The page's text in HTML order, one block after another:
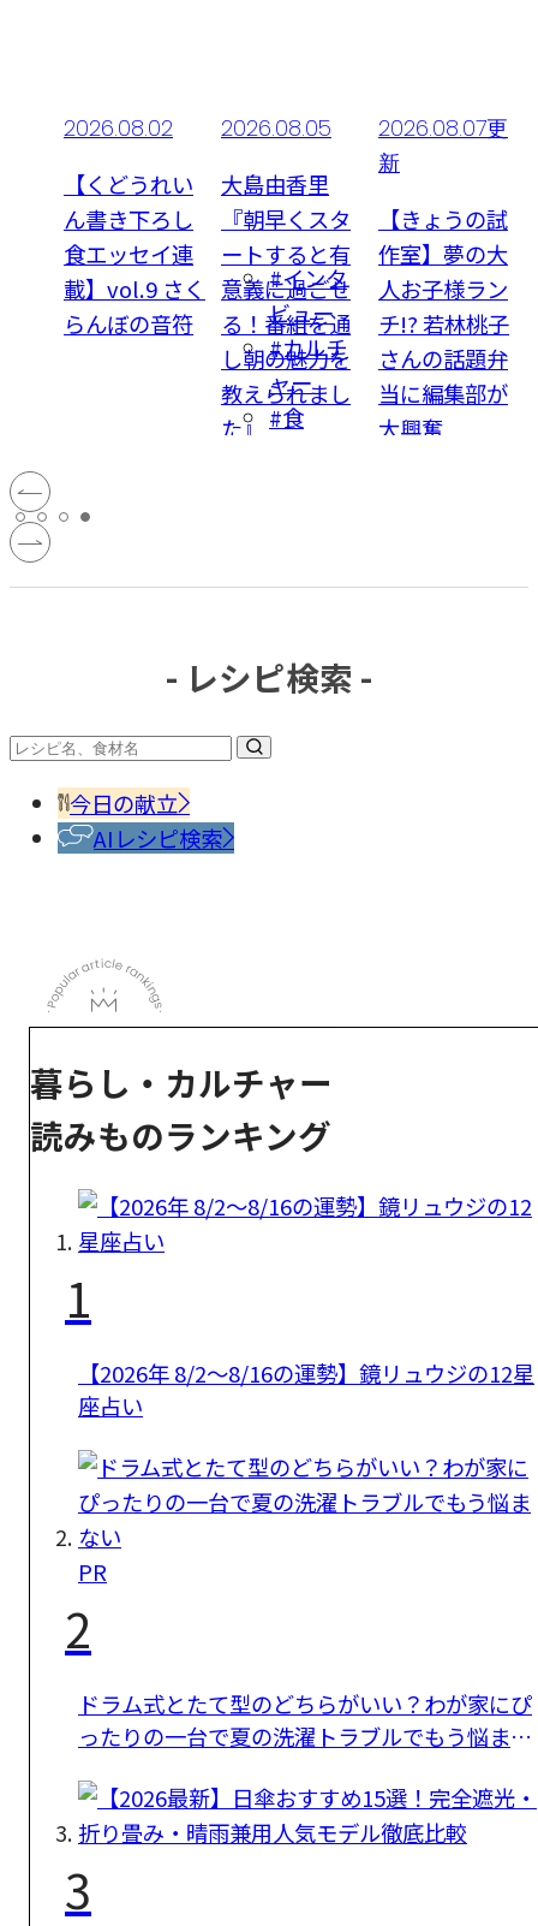
2026.08.02
【くどうれい
ん書き下ろし
食エッセイ連
載】vol.9 さく
らんぼの音符
2026.08.05
大島由香里
『朝早くスタ
ートすると有
意義に過ごせ
る！番組を通
し朝の魅力を
教えられまし
た』
#インタ
ビュー
#カルチ
ャー
#食
2026.08.07更
新
【きょうの試
作室】夢の大
人お子様ラン
チ!? 若林桃子
さんの話題弁
当に編集部が
大興奮
- レシピ検索 -
今日の献立
AIレシピ検索
暮らし・カルチャー
読みものランキング
1
【2026年 8/2〜8/16の運勢】鏡リュウジの12星
座占い
PR
2
ドラム式とたて型のどちらがいい？わが家にぴ
ったりの一台で夏の洗濯トラブルでもう悩まな
3